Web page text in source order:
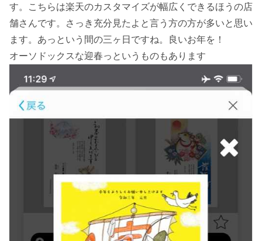
す。こちらは楽天のカスタマイズが幅広くできるほうの店
舗さんです。さっき充分見たよと言う方の方が多いと思い
ます。あっという間の三ヶ日ですね。良いお年を！
オーソドックスな迎春っというものもあります